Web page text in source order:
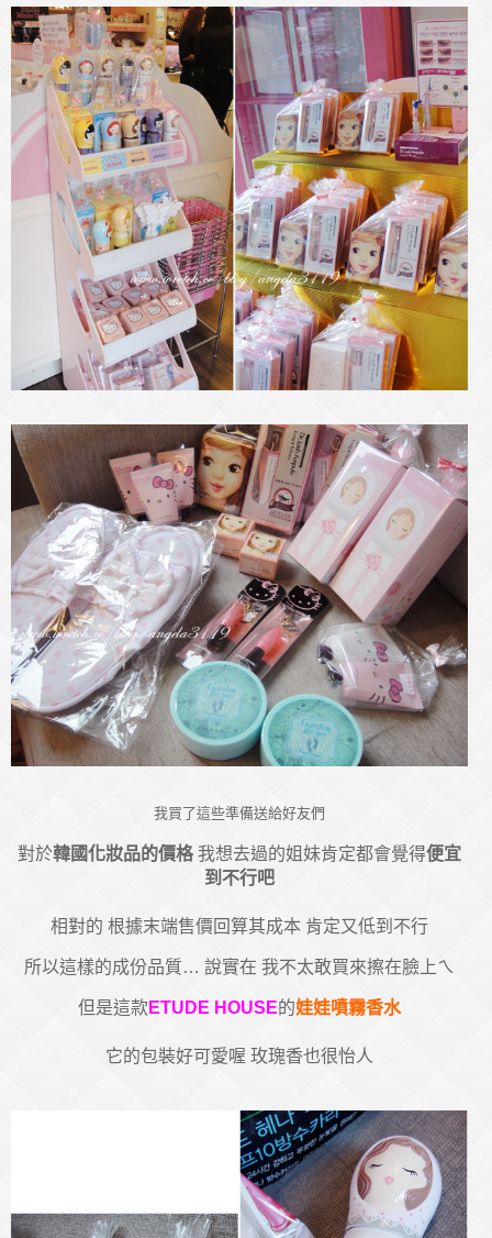
我買了這些準備送給好友們
對於韓國化妝品的價格我想去過的姐妹肯定都會覺得便宜
到不行吧
相對的 根據末端售價回算其成本 肯定又低到不行
所以這樣的成份品質… 說實在 我不太敢買來擦在臉上ㄟ
但是這款 ETUDE HOUSE的娃娃噴霧香水
它的包裝好可愛喔 玫瑰香也很怡人